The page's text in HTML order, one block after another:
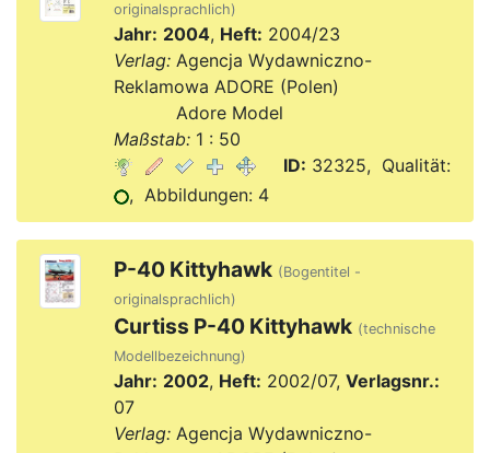
originalsprachlich)
Jahr: 2004, Heft: 2004/23
Verlag:Agencja Wydawniczno-
Reklamowa ADORE (Polen)
Adore Model
Maßstab:1 : 50
ID: 32325, Qualität:
, Abbildungen: 4
P-40 Kittyhawk (Bogentitel -
originalsprachlich)
Curtiss P-40 Kittyhawk (technische
Modellbezeichnung)
Jahr: 2002, Heft: 2002/07, Verlagsnr.:
07
Verlag:Agencja Wydawniczno-